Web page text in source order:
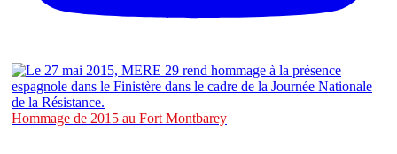
Hommage de 2015 au Fort Montbarey